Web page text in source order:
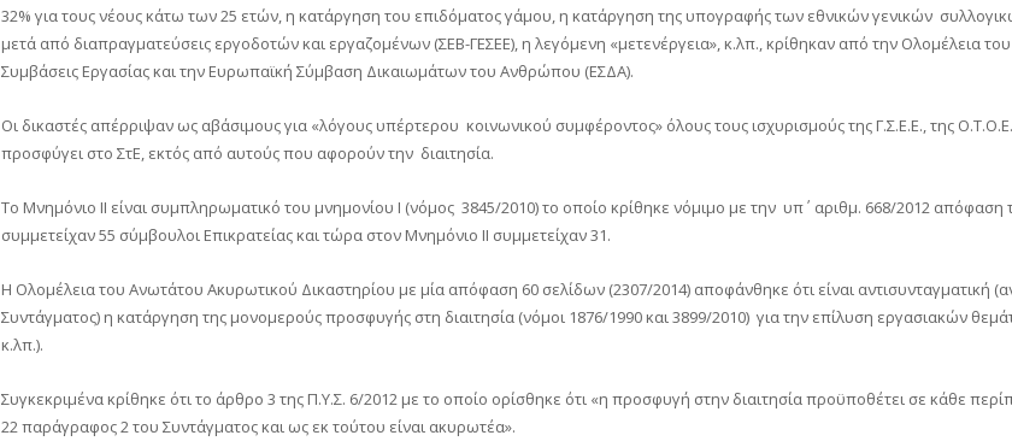
32% για τους νέους κάτω των 25 ετών, η κατάργηση του επιδόματος γάμου, η κατάργηση της υπογραφής των εθνικών γενικών
μετά από διαπραγματεύσεις εργοδοτών και εργαζομένων (ΣΕΒ-ΓΕΣΕΕ), η λεγόμενη «μετενέργεια», κ.λπ., κρίθηκαν από την Ολομέλεια
Συμβάσεις Εργασίας και την Ευρωπαϊκή Σύμβαση Δικαιωμάτων του Ανθρώπου (ΕΣΔΑ).
Οι δικαστές απέρριψαν ως αβάσιμους για «λόγους υπέρτερου κοινωνικού συμφέροντος» όλους τους ισχυρισμούς της Γ.Σ.Ε.Ε., της
προσφύγει στο ΣτΕ, εκτός από αυτούς που αφορούν την διαιτησία.
Το Μνημόνιο ΙΙ είναι συμπληρωματικό του μνημονίου Ι (νόμος 3845/2010) το οποίο κρίθηκε νόμιμο με την υπ΄ αριθμ. 668/2012 απόφαση
συμμετείχαν 55 σύμβουλοι Επικρατείας και τώρα στον Μνημόνιο ΙΙ συμμετείχαν 31.
Η Ολομέλεια του Ανωτάτου Ακυρωτικού Δικαστηρίου με μία απόφαση 60 σελίδων (2307/2014) αποφάνθηκε ότι είναι αντισυνταγματική
Συντάγματος) η κατάργηση της μονομερούς προσφυγής στη διαιτησία (νόμοι 1876/1990 και 3899/2010) για την επίλυση εργασιακών
κ.λπ.).
Συγκεκριμένα κρίθηκε ότι το άρθρο 3 της Π.Υ.Σ. 6/2012 με το οποίο ορίσθηκε ότι «η προσφυγή στην διαιτησία προϋποθέτει σε κάθε
22 παράγραφος 2 του Συντάγματος και ως εκ τούτου είναι ακυρωτέα».